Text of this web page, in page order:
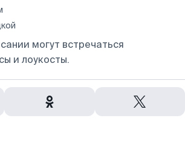
могут встречаться
и лоукосты.